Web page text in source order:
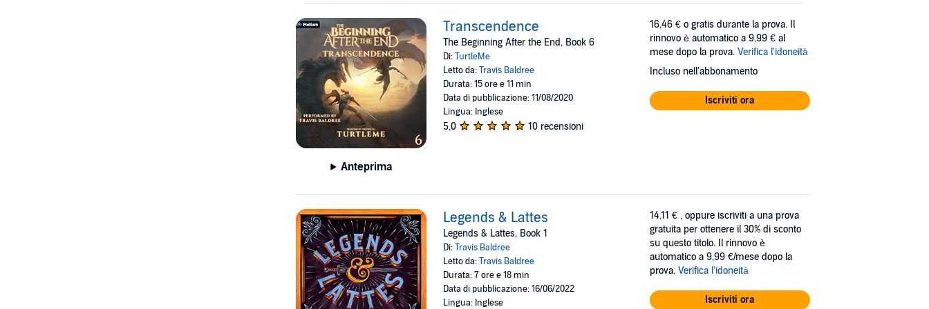
Anteprima
Transcendence
The Beginning After the End, Book 6
Di:TurtleMe
Letto da:Travis Baldree
Durata: 15 ore e 11 min
Data di pubblicazione: 11/08/2020
Lingua: Inglese
5,0 10 recensioni
16,46 € o gratis durante la prova. Il
rinnovo è automatico a 9,99 € al
mese dopo la prova. Verifica l'idoneità
Incluso nell'abbonamento
Iscriviti ora
Legends & Lattes
Legends & Lattes, Book 1
Di:Travis Baldree
Letto da:Travis Baldree
Durata: 7 ore e 18 min
Data di pubblicazione: 16/06/2022
Lingua: Inglese
14,11 € , oppure iscriviti a una prova
gratuita per ottenere il 30% di sconto
su questo titolo. Il rinnovo è
automatico a 9,99 €/mese dopo la
prova. Verifica l'idoneità
Iscriviti ora